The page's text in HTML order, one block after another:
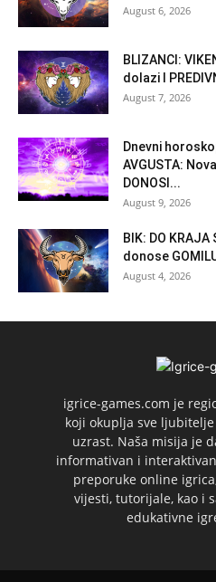
August 6, 2026
BLIZANCI:
dolazi I
August 7, 2026
Dnevni
AVGUSTA:
DONOSI...
August 9, 2026
BIK: DO KRAJA
donose
August 4, 2026
igrice-games.com je
koji okuplja sve
uzrast. Naša misija je
informativan i
preporuke online
vijesti, tutorijale, kao i
edukativne